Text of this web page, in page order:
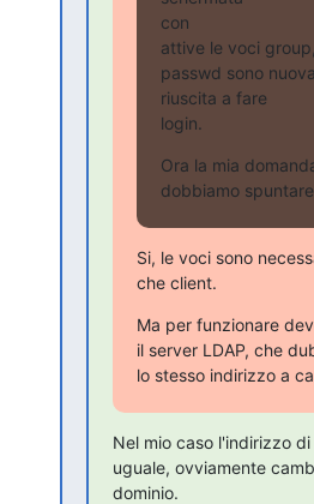
con
attive le voci
passwd sono
riuscita a fare
login.
Ora la mia
dobbiamo
Si, le voci sono
che client.
Ma per funzionare
il server LDAP, che
lo stesso indirizzo a
Nel mio caso l'indirizzo
uguale, ovviamente
dominio.